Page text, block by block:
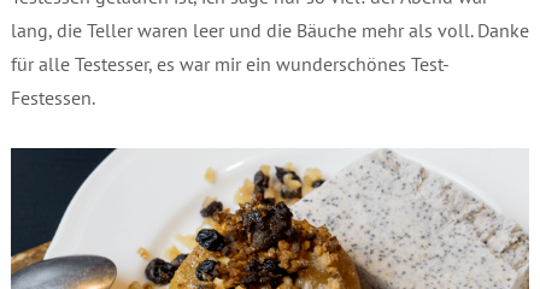
lang, die Teller waren leer und die Bäuche mehr als voll. Danke
für alle Testesser, es war mir ein wunderschönes Test-
Festessen.